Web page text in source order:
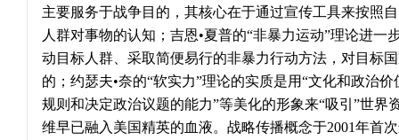
主要服务于战争目的，其核心在于通过宣传工具来按照
人群对事物的认知；吉恩•夏普的“非暴力运动”理论进一
动目标人群、采取简便易行的非暴力行动方法，对目标
的；约瑟夫•奈的“软实力”理论的实质是用“文化和政治
规则和决定政治议题的能力”等美化的形象来“吸引”世界
维早已融入美国精英的血液。战略传播概念于2001年首